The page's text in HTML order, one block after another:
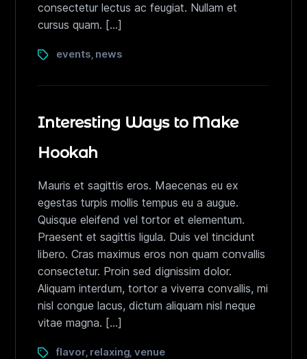
consectetur lectus ac feugiat. Nullam et
cursus quam. […]
events news
Interesting Ways to Make
Hookah
Mauris et sagittis eros. Maecenas eu ex
egestas turpis mollis tempus eu a augue.
Quisque eleifend vel tortor et elementum.
Praesent et sagittis ligula. Duis vel tincidunt
libero. Cras maximus eros non quam convallis
consectetur. Proin sed dignissim dolor.
Aliquam interdum, tortor a viverra convallis, mi
nisl congue lacus, dictum aliquam nisl neque
vitae magna. […]
flavor, relaxing ,venue